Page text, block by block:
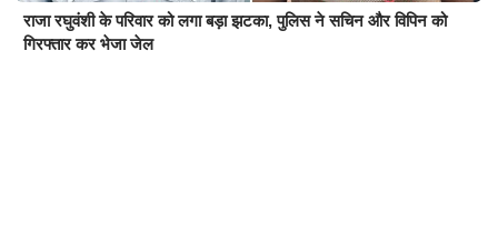
राजा रघुवंशी के परिवार को लगा बड़ा झटका, पुलिस ने सचिन और विपिन को
गिरफ्तार कर भेजा जेल